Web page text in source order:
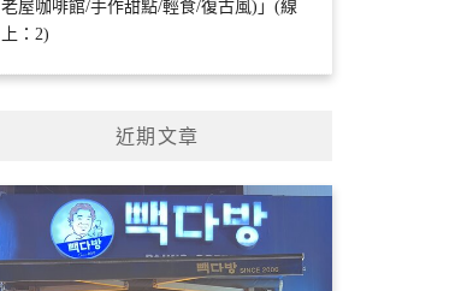
老屋咖啡館/手作甜點/輕食/復古風)」(線
上：2)
近期文章